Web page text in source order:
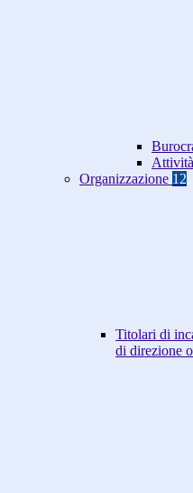
Organizzazione 12
Titolari di
di direzione